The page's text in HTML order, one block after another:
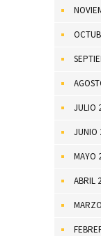
JULIO
JUNIO
MAYO
ABRIL